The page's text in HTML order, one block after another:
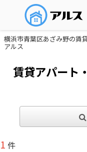
横浜市青葉区あざみ野の賃
アルス
賃貸アパート
1 件